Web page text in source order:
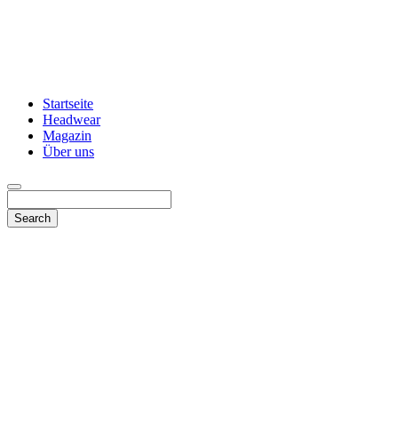
Startseite
Headwear
Magazin
Über uns